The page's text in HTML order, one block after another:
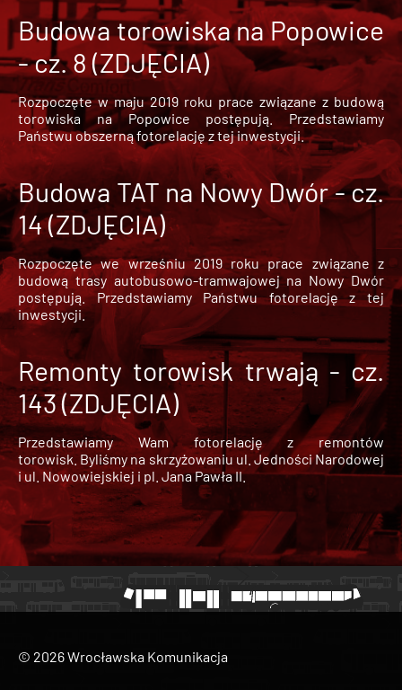
Budowa torowiska na Popowice
- cz. 8 (ZDJĘCIA)
Rozpoczęte w maju 2019 roku prace związane z budową
torowiska na Popowice
postępują. Przedstawiamy
Państwu obszerną fotorelację z tej inwestycji.
Budowa TAT na Nowy Dwór - cz.
14 (ZDJĘCIA)
Rozpoczęte we wrześniu 2019 roku prace związane z
budową trasy autobusowo-tramwajowej na Nowy Dwór
postępują. Przedstawiamy Państwu fotorelację z tej
inwestycji.
Remonty torowisk trwają - cz.
143 (ZDJĘCIA)
Przedstawiamy Wam fotorelację z remontów
torowisk. Byliśmy na skrzyżowaniu ul. Jedności Narodowej
i ul. Nowowiejskiej i pl. Jana Pawła II.
© 2026 Wrocławska Komunikacja